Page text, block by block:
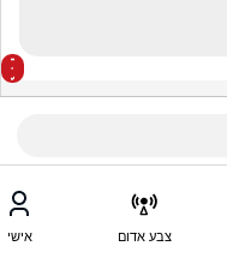
צבע אדום אישי